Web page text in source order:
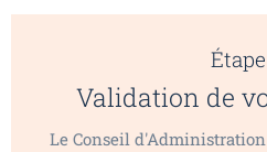
Validation de
Le Conseil